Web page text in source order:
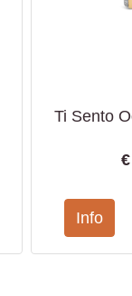
Ti Sento
€